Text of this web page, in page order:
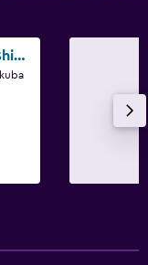
Resort Inn Marion Shinano